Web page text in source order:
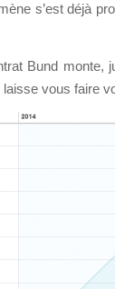
s’est déjà
Bund
vous faire